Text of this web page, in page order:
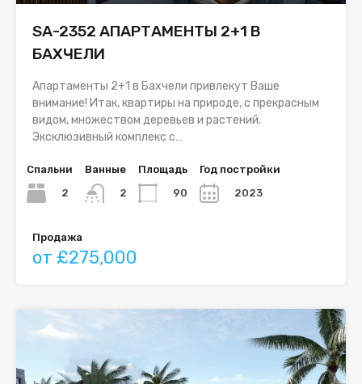
SA-2352 АПАРТАМЕНТЫ 2+1 В
БАХЧЕЛИ
Апартаменты 2+1 в Бахчели привлекут Ваше
внимание! Итак, квартиры на природе, с прекрасным
видом, множеством деревьев и растений.
Эксклюзивный комплекс с…
Спальни
2
Ванные
2
Площадь
90
Год постройки
2023
Продажа
от £275,000